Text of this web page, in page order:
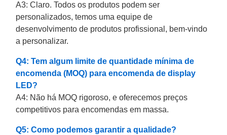
A3: Claro. Todos os produtos podem ser
personalizados, temos uma equipe de
desenvolvimento de produtos profissional, bem-vindo
a personalizar.
Q4: Tem algum limite de quantidade mínima de
encomenda (MOQ) para encomenda de display
LED?
A4: Não há MOQ rigoroso, e oferecemos preços
competitivos para encomendas em massa.
Q5: Como podemos garantir a qualidade?